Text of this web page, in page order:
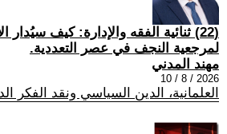
(22) ثنائية الفقه والإدارة: كيف سيُدار
لمرجعية النجف في عصر التعددية.
مهند المدني
2026 / 8 / 10
العلمانية، الدين السياسي ونقد الفكر